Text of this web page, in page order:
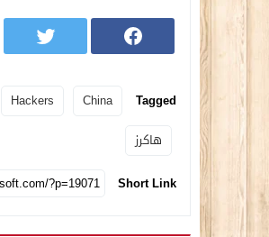
Tagged
China
Hackers
هاكرز
Short Link